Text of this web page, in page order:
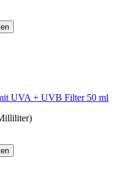
UVA + UVB Filter 50 ml